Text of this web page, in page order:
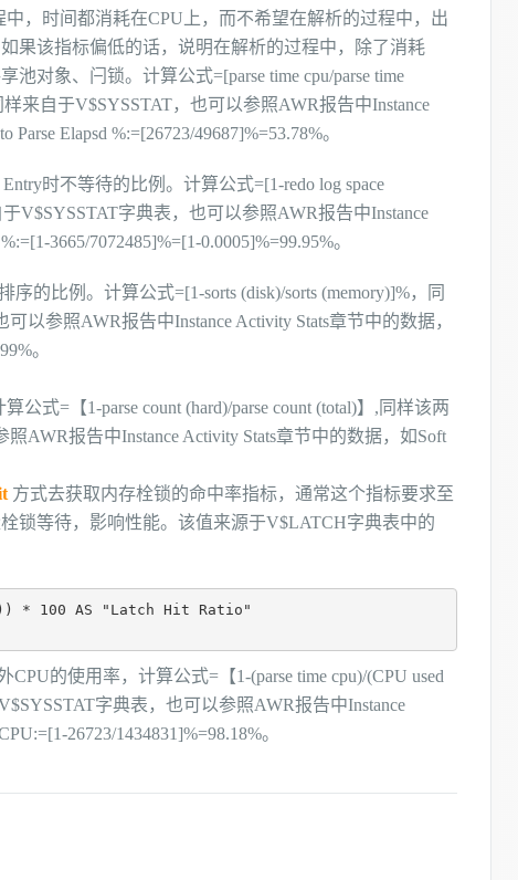
，时间都消耗在CPU上，而不希望在解析的过程中，出
果该指标偏低的话，说明在解析的过程中，除了消耗
对象、闩锁。计算公式=[parse time cpu/parse time
样来自于V$SYSSTAT，也可以参照AWR报告中Instance
Elapsd %:=[26723/49687]%=53.78%。
时不等待的比例。计算公式=[1-redo log space
V$SYSSTAT字典表，也可以参照AWR报告中Instance
3665/7072485]%=[1-0.0005]%=99.95%。
序的比例。计算公式=[1-sorts (disk)/sorts (memory)]%，同
以参照AWR报告中Instance Activity Stats章节中的数据，
。
公式=【1-parse count (hard)/parse count (total)】,同样该两
AWR报告中Instance Activity Stats章节中的数据，如Soft
方式去获取内存栓锁的命中率指标，通常这个指标要求至
锁等待，影响性能。该值来源于V$LATCH字典表中的
/ Sum(gets))) * 100 AS "Latch Hit Ratio"
CPU的使用率，计算公式=【1-(parse time cpu)/(CPU used
字典表，也可以参照AWR报告中Instance
=[1-26723/1434831]%=98.18%。